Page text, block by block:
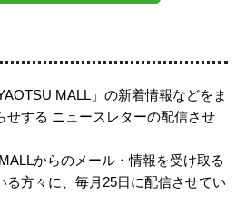
MALL」の新着情報などをま
せする ニュースレターの配信させ
からのメール・情報を受け取る
る方々に、毎月25日に配信させてい